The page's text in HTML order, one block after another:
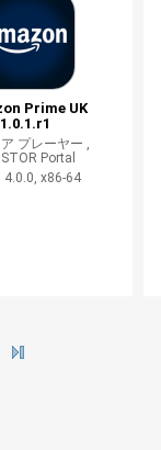
Prime UK
1.0.1.r1
プレーヤー ,
Portal
4.0.0, x86-64